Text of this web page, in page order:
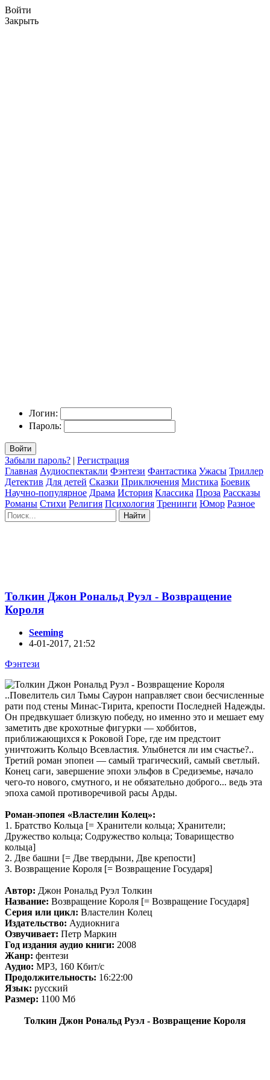
Войти
Закрыть
Логин:
Пароль:
Войти
Забыли пароль? | Регистрация
Главная Аудиоспектакли Фэнтези Фантастика Ужасы Триллер
Детектив Для детей Сказки Приключения Мистика Боевик
Научно-популярное Драма История Классика Проза Рассказы
Романы Стихи Религия Психология Тренинги Юмор Разное
Найти
Толкин Джон Рональд Руэл - Возвращение
Короля
Seeming
4-01-2017, 21:52
Фэнтези
..Повелитель сил Тьмы Саурон направляет свои бесчисленные
рати под стены Минас-Тирита, крепости Последней Надежды.
Он предвкушает близкую победу, но именно это и мешает ему
заметить две крохотные фигурки — хоббитов,
приближающихся к Роковой Горе, где им предстоит
уничтожить Кольцо Всевластия. Улыбнется ли им счастье?..
Третий роман эпопеи — самый трагический, самый светлый.
Конец саги, завершение эпохи эльфов в Средиземье, начало
чего-то нового, смутного, и не обязательно доброго... ведь эта
эпоха самой противоречивой расы Арды.
Роман-эпопея «Властелин Колец»:
1. Братство Кольца [= Хранители кольца; Хранители;
Дружество кольца; Содружество кольца; Товарищество
кольца]
2. Две башни [= Две твердыни, Две крепости]
3. Возвращение Короля [= Возвращение Государя]
Автор: Джон Рональд Руэл Толкин
Название: Возвращение Короля [= Возвращение Государя]
Серия или цикл: Властелин Колец
Издательство: Аудиокнига
Озвучивает: Петр Маркин
Год издания аудио книги: 2008
Жанр: фентези
Аудио: MP3, 160 Кбит/с
Продолжительность: 16:22:00
Язык: русский
Размер: 1100 Mб
Толкин Джон Рональд Руэл - Возвращение Короля